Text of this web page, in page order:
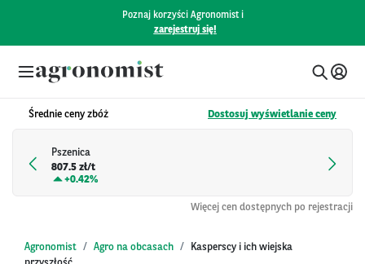
Poznaj korzyści Agronomist i
zarejestruj się!
Średnie ceny zbóż Dostosuj wyświetlanie ceny
Pszenica
807.5 zł/t
+0.42%
Więcej cen dostępnych po rejestracji
Agronomist Agro na obcasach
Kasperscy i ich wiejska